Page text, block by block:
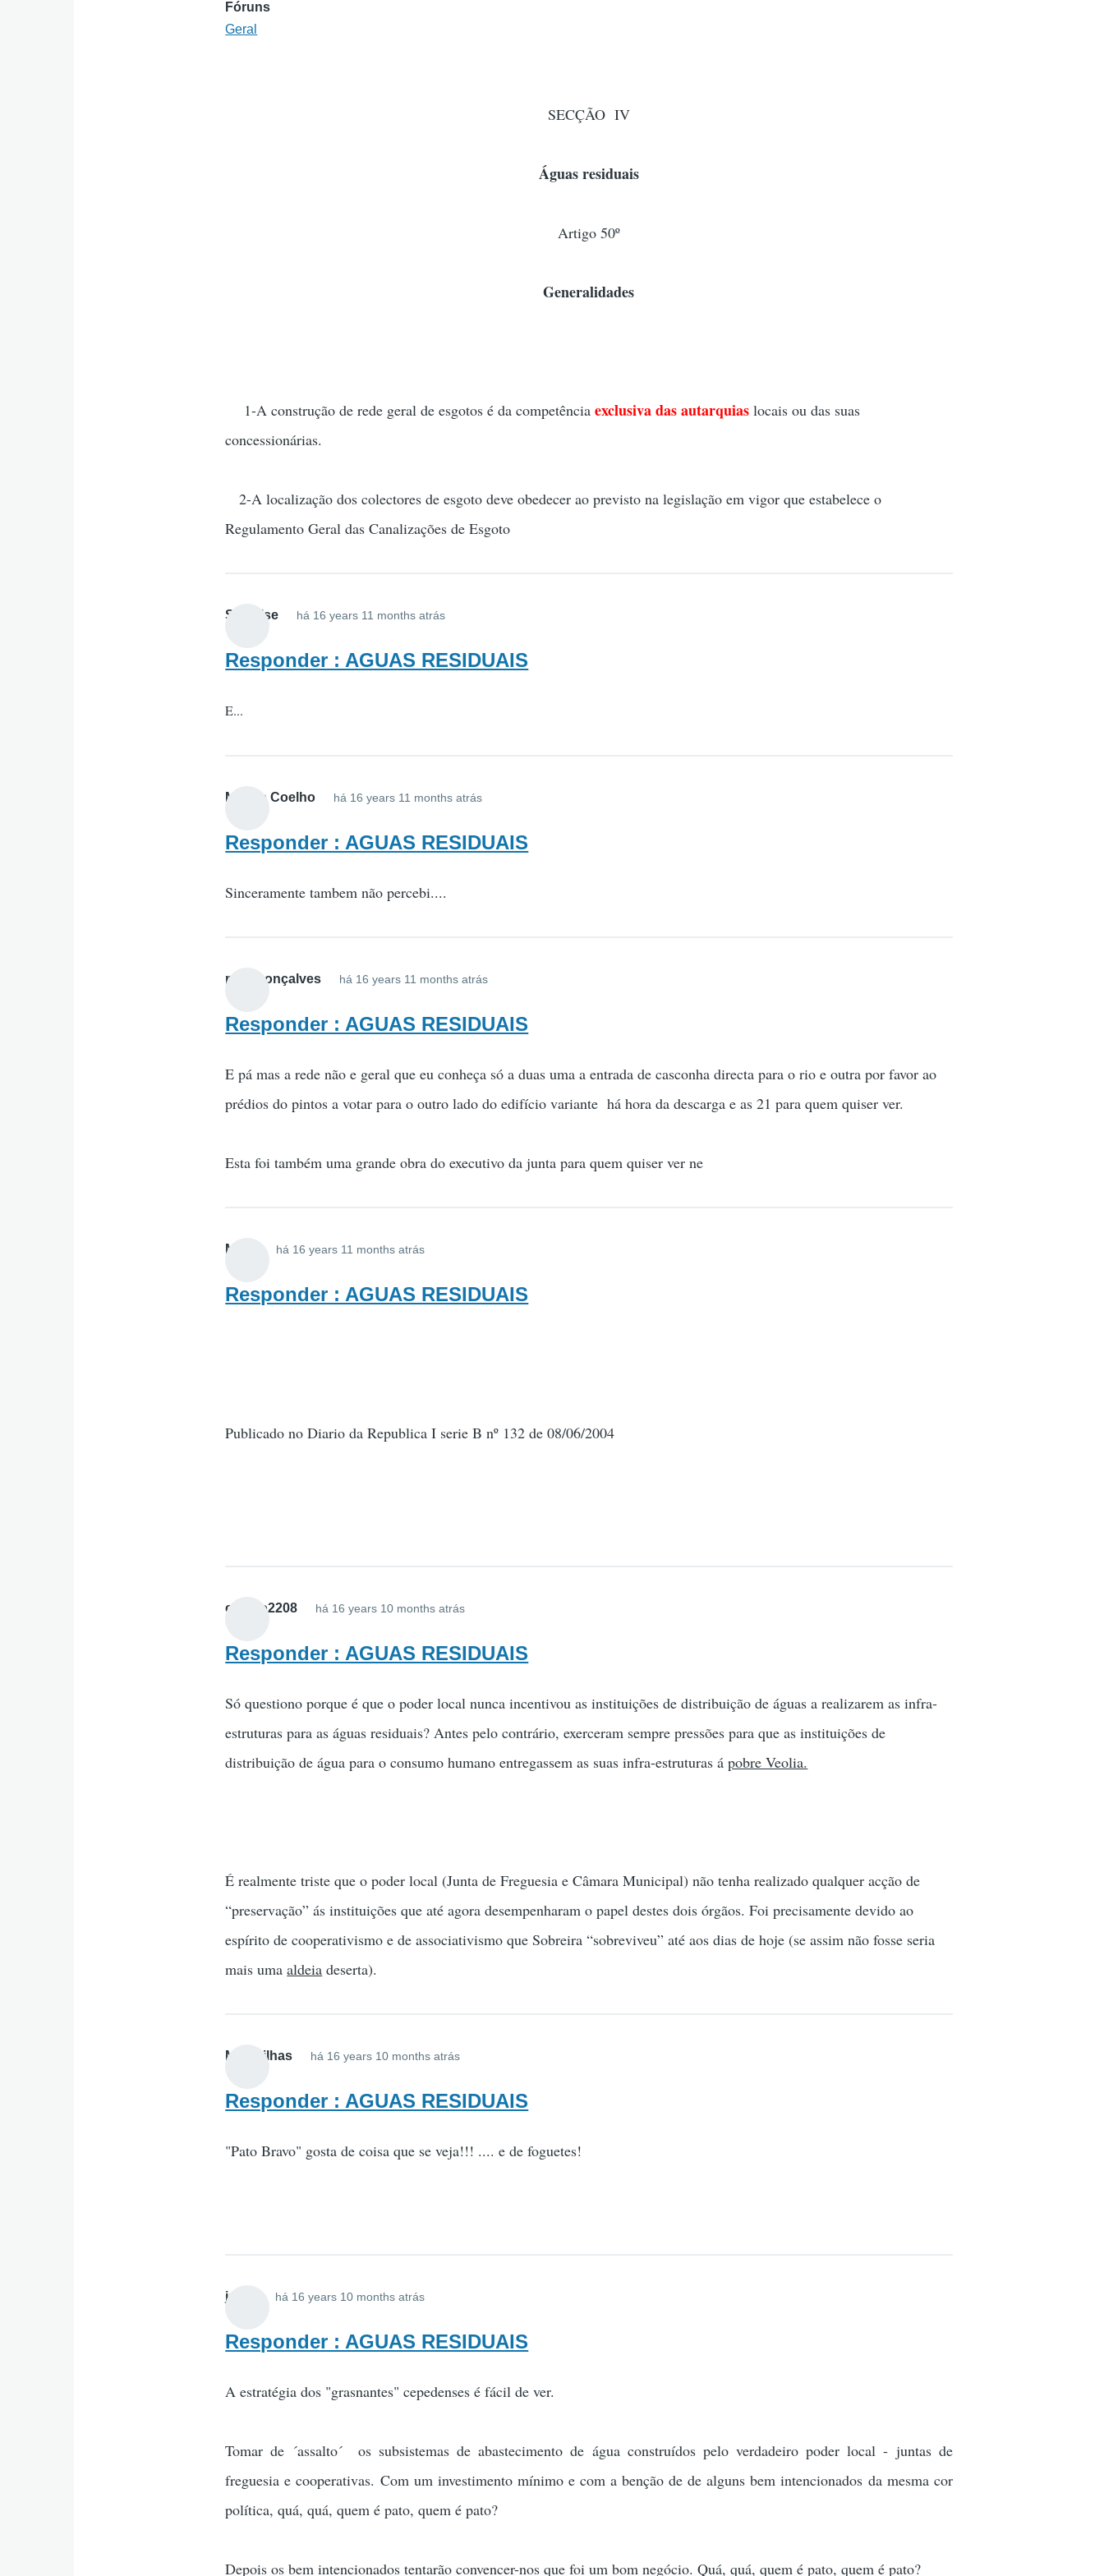
Fóruns
Geral
SECÇÃO IV
Águas residuais
Artigo 50º
Generalidades
1-A construção de rede geral de esgotos é da competênciaexclusiva das autarquias locais ou das suas
concessionárias.
2-A localização dos colectores de esgoto deve obedecer ao previsto na legislação em vigor que estabelece o
Regulamento Geral das Canalizações de Esgoto
Surprise há 16 years 11 months atrás
Responder : AGUAS RESIDUAIS
E...
Márcio Coelho há 16 years 11 months atrás
Responder : AGUAS RESIDUAIS
Sinceramente tambem não percebi....
para gonçalves há 16 years 11 months atrás
Responder : AGUAS RESIDUAIS
E pá mas a rede não e geral que eu conheça só a duas uma a entrada de casconha directa para o rio e outra por favor ao
prédios do pintos a votar para o outro lado do edifício variante há hora da descarga e as 21 para quem quiser ver.
Esta foi também uma grande obra do executivo da junta para quem quiser ver ne
MAIS há 16 years 11 months atrás
Responder : AGUAS RESIDUAIS
Publicado no Diario da Republica I serie B nº 132 de 08/06/2004
cigano2208 há 16 years 10 months atrás
Responder : AGUAS RESIDUAIS
Só questiono porque é que o poder local nunca incentivou as instituições de distribuição de águas a realizarem as infra-
estruturas para as águas residuais? Antes pelo contrário, exerceram sempre pressões para que as instituições de
distribuição de água para o consumo humano entregassem as suas infra-estruturas ápobre Veolia.
É realmente triste que o poder local (Junta de Freguesia e Câmara Municipal) não tenha realizado qualquer acção de
“preservação” ás instituições que até agora desempenharam o papel destes dois órgãos. Foi precisamente devido ao
espírito de cooperativismo e de associativismo que Sobreira “sobreviveu” até aos dias de hoje (se assim não fosse seria
mais umaaldeia deserta).
Maravilhas há 16 years 10 months atrás
Responder : AGUAS RESIDUAIS
"Pato Bravo" gosta de coisa que se veja!!! .... e de foguetes!
jsilva há 16 years 10 months atrás
Responder : AGUAS RESIDUAIS
A estratégia dos "grasnantes" cepedenses é fácil de ver.
Tomar de ´assalto´ os subsistemas de abastecimento de água construídos pelo verdadeiro poder local - juntas de
freguesia e cooperativas. Com um investimento mínimo e com a benção de de alguns bem intencionados da mesma cor
política, quá, quá, quem é pato, quem é pato?
Depois os bem intencionados tentarão convencer-nos que foi um bom negócio. Quá, quá, quem é pato, quem é pato?